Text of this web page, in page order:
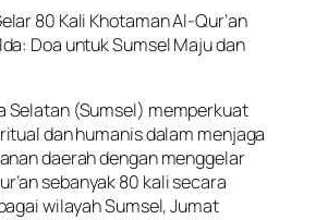
80 Kali Khotaman Al-Qur’an
Doa untuk Sumsel Maju dan
Selatan (Sumsel) memperkuat
dan humanis dalam menjaga
daerah dengan menggelar
sebanyak 80 kali secara
wilayah Sumsel, Jumat